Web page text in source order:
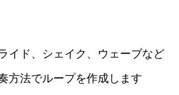
イド、シェイク、ウェーブなど
方法でループを作成します